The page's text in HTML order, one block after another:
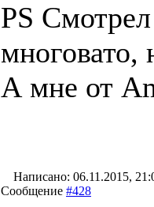
PS
многовато,
А мне от
Написано: 06.11.2015,
Сообщение #428